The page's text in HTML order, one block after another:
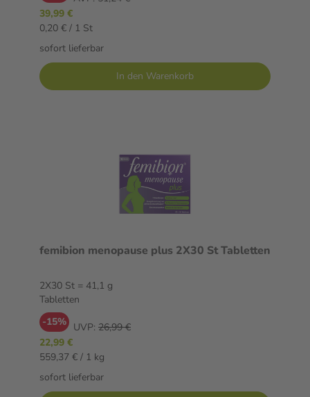
39,99 €
0,20 € / 1 St
sofort lieferbar
In den Warenkorb
femibion menopause plus 2X30 St Tabletten
2X30 St = 41,1 g
Tabletten
-15% UVP: 26,99 €
22,99 €
559,37 € / 1 kg
sofort lieferbar